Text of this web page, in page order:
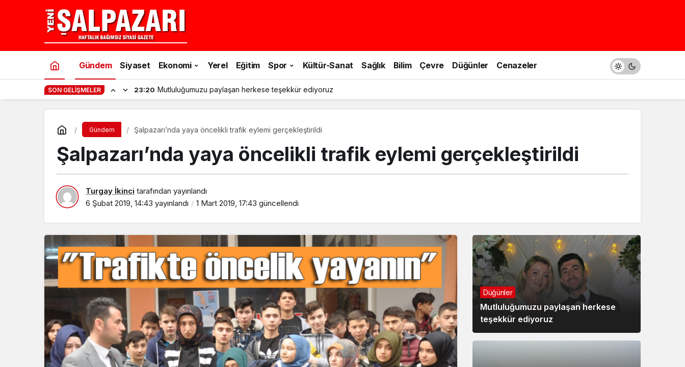
Gündem Siyaset Ekonomi Yerel Eğitim Spor Kültür-Sanat Sağlık Bilim Çevre Düğünler Cenazeler
SON GELIŞMELER 23:20 Mutluluğumuzu paylaşan herkese teşekkür ediyoruz
Gündem Şalpazarı’nda yaya öncelikli trafik eylemi gerçekleştirildi
Şalpazarı’nda yaya öncelikli trafik eylemi gerçekleştirildi
Turgay İkinci tarafından yayınlandı
6 Şubat 2019, 14:43 yayınlandı 1 Mart 2019, 17:43 güncellendi
Düğünler
Mutluluğumuzu paylaşan herkese
teşekkür ediyoruz